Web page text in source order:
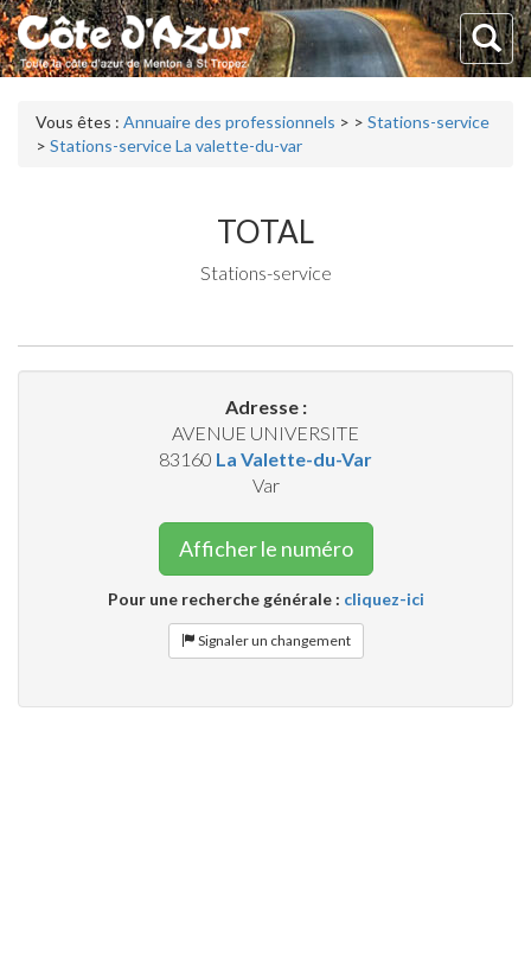
Vous êtes : Annuaire des professionnels > > Stations-service
> Stations-service La valette-du-var
TOTAL
Stations-service
Adresse :
AVENUE UNIVERSITE
83160 La Valette-du-Var
Var
Afficher le numéro
Pour une recherche générale : cliquez-ici
Signaler un changement